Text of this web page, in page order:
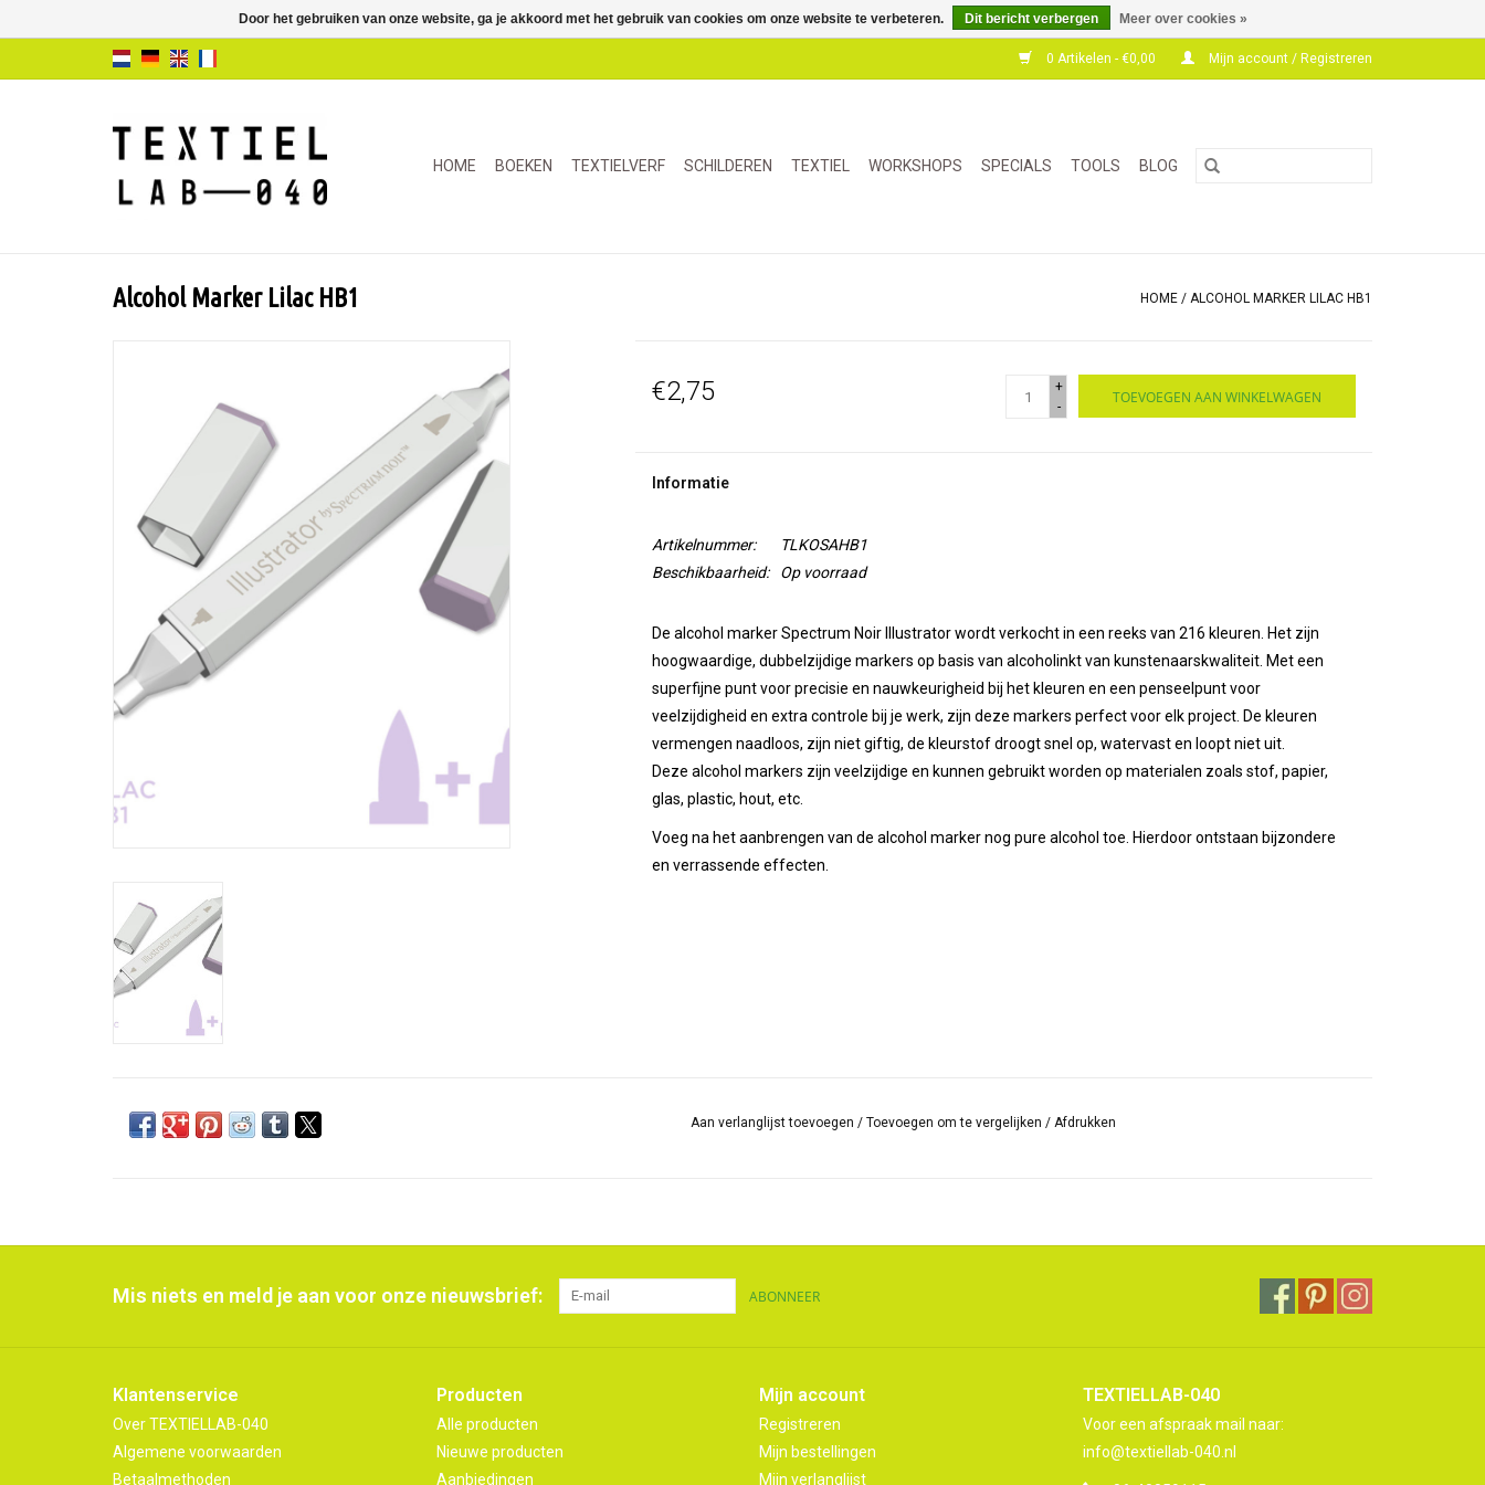
0 Artikelen - €0,00 Mijn account / Registreren
HOME BOEKEN TEXTIELVERF SCHILDEREN TEXTIEL WORKSHOPS SPECIALS TOOLS BLOG
Alcohol Marker Lilac HB1 HOME / ALCOHOL MARKER LILAC HB1
€2,75
+
-
TOEVOEGEN AAN WINKELWAGEN
Informatie
Artikelnummer:
TLKOSAHB1
Beschikbaarheid:
Op voorraad
De alcohol marker Spectrum Noir Illustrator wordt verkocht in een reeks van 216 kleuren. Het zijn
hoogwaardige, dubbelzijdige markers op basis van alcoholinkt van kunstenaarskwaliteit. Met een
superfijne punt voor precisie en nauwkeurigheid bij het kleuren en een penseelpunt voor
veelzijdigheid en extra controle bij je werk, zijn deze markers perfect voor elk project. De kleuren
vermengen naadloos, zijn niet giftig, de kleurstof droogt snel op, watervast en loopt niet uit.
Deze alcohol markers zijn veelzijdige en kunnen gebruikt worden op materialen zoals stof, papier,
glas, plastic, hout, etc.
Voeg na het aanbrengen van de alcohol marker nog pure alcohol toe. Hierdoor ontstaan bijzondere
en verrassende effecten.
Aan verlanglijst toevoegen /Toevoegen om te vergelijken / Afdrukken
Mis niets en meld je aan voor onze nieuwsbrief: ABONNEER
Klantenservice
Over TEXTIELLAB-040
Algemene voorwaarden
Betaalmethoden
Producten
Alle producten
Nieuwe producten
Aanbiedingen
Mijn account
Registreren
Mijn bestellingen
Mijn verlanglijst
TEXTIELLAB-040
Voor een afspraak mail naar:
info@textiellab-040.nl
Door het gebruiken van onze website, ga je akkoord met het gebruik van cookies om onze website te verbeteren. Dit bericht verbergen Meer over cookies »